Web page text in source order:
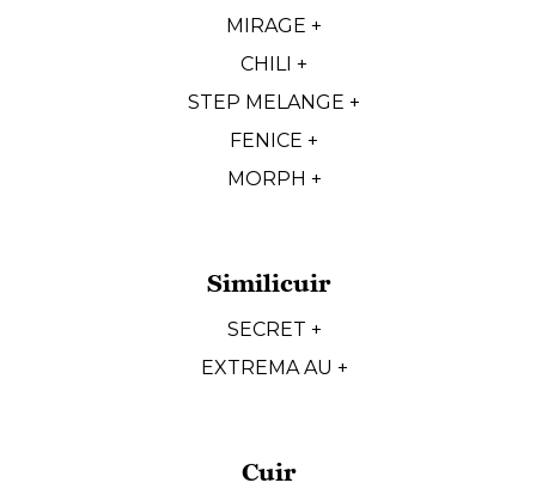
MIRAGE +
CHILI +
STEP MELANGE +
FENICE +
MORPH +
Similicuir
SECRET +
EXTREMA AU +
Cuir